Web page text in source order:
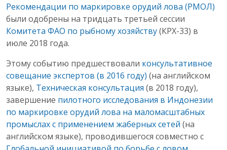
Рекомендации по маркировке орудий лова (РМОЛ)
были одобрены на тридцать третьей сессии
Комитета ФАО по рыбному хозяйству(КРХ-33) в
июле 2018 года.
Этому событию предшествовали консультативное
совещание экспертов (в 2016 году) (на английском
языке), Teхническая консультация (в 2018 году),
завершение пилотного исследования в Индонезии
по маркировке орудий лова на маломасштабных
промыслах с применением жаберных сетей (на
английском языке), проводившегося совместно с